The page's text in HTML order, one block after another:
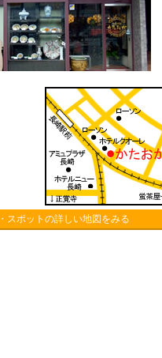
スポットの詳しい地図をみる